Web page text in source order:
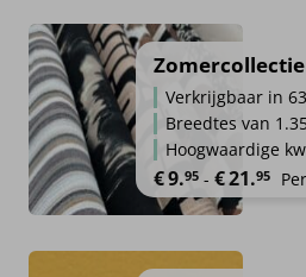
Verkrijgbaar in
Breedtes van
Hoogwaardige
€9.95 - €21.95